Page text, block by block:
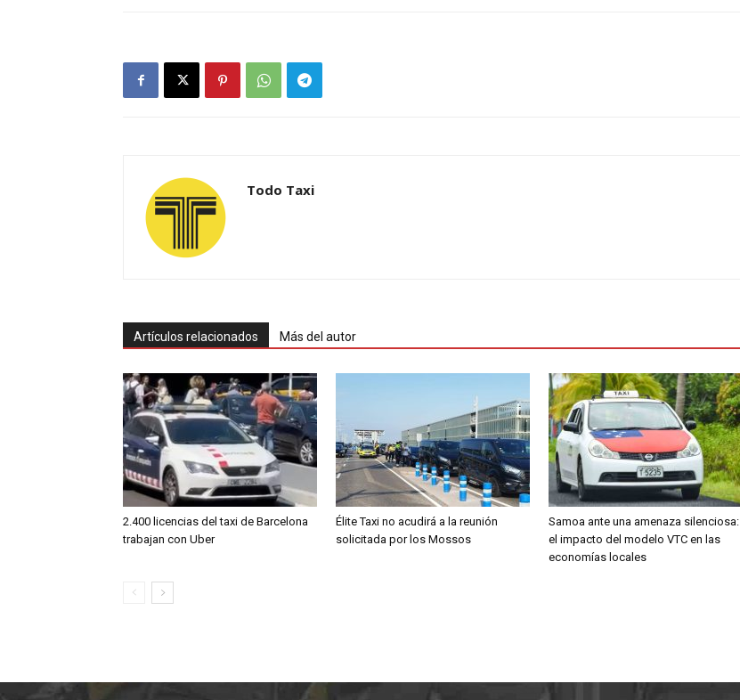
Todo Taxi
Artículos relacionados Más del autor
2.400 licencias del taxi de Barcelona
trabajan con Uber
Élite Taxi no acudirá a la reunión
solicitada por los Mossos
Samoa ante una amenaza silenciosa:
el impacto del modelo VTC en las
economías locales